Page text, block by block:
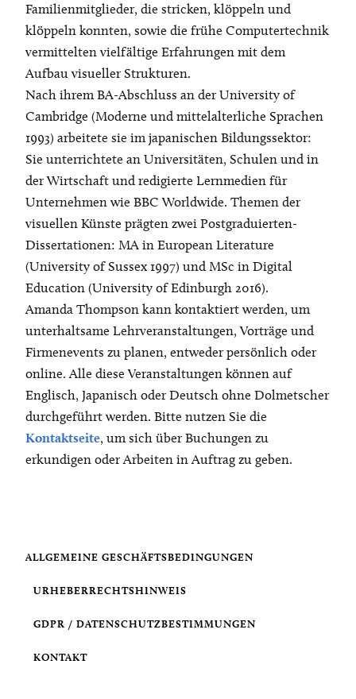
Familienmitglieder, die stricken, klöppeln und
klöppeln konnten, sowie die frühe Computertechnik
vermittelten vielfältige Erfahrungen mit dem
Aufbau visueller Strukturen.
Nach ihrem BA-Abschluss an der University of
Cambridge (Moderne und mittelalterliche Sprachen
1993) arbeitete sie im japanischen Bildungssektor:
Sie unterrichtete an Universitäten, Schulen und in
der Wirtschaft und redigierte Lernmedien für
Unternehmen wie BBC Worldwide. Themen der
visuellen Künste prägten zwei Postgraduierten-
Dissertationen: MA in European Literature
(University of Sussex 1997) und MSc in Digital
Education (University of Edinburgh 2016).
Amanda Thompson kann kontaktiert werden, um
unterhaltsame Lehrveranstaltungen, Vorträge und
Firmenevents zu planen, entweder persönlich oder
online. Alle diese Veranstaltungen können auf
Englisch, Japanisch oder Deutsch ohne Dolmetscher
durchgeführt werden. Bitte nutzen Sie die
Kontaktseite, um sich über Buchungen zu
erkundigen oder Arbeiten in Auftrag zu geben.
ALLGEMEINE GESCHÄFTSBEDINGUNGEN
URHEBERRECHTSHINWEIS
GDPR / DATENSCHUTZBESTIMMUNGEN
KONTAKT